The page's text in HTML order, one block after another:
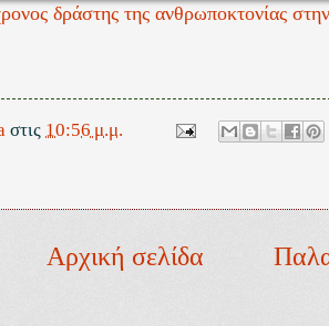
δράστης της ανθρωποκτονίας
στις 10:56 μ.μ.
Αρχική σελίδα